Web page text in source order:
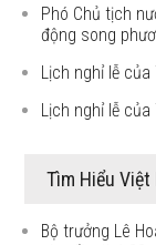
Phó Chủ tịch
động song
Lịch nghỉ lễ
Lịch nghỉ lễ
Tìm Hiểu Việt
Bộ trưởng Lê